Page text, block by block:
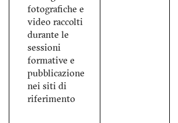
fotografiche e
video raccolti
durante le
sessioni
formative e
pubblicazione
nei siti di
riferimento